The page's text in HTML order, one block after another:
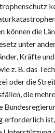
können die
unter
Kräfte
z. B. das
oder die
die
erforderlich